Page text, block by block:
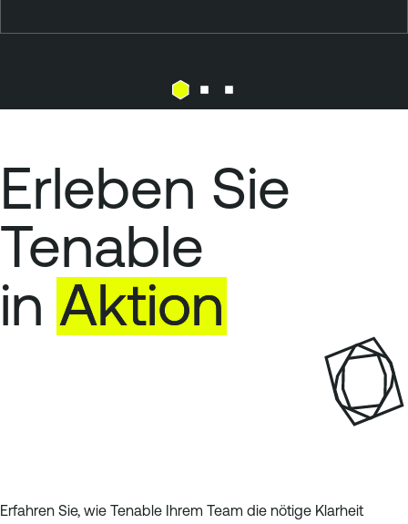
Erleben Sie
Tenable
in Aktion
Erfahren Sie, wie Tenable Ihrem Team die nötige Klarheit